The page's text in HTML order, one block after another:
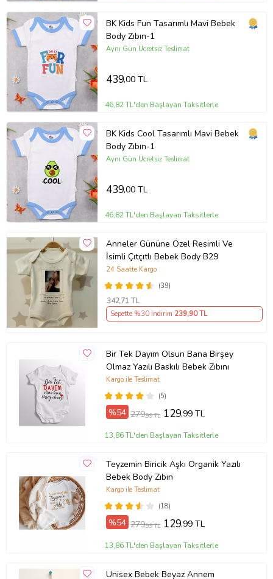
BK Kids Fun Tasarımlı Mavi Bebek
Body Zıbın-1
Aynı Gün Ücretsiz Teslimat
439,00 TL
46,82 TL'den Başlayan Taksitlerle
BK Kids Cool Tasarımlı Mavi Bebek
Body Zıbın-1
Aynı Gün Ücretsiz Teslimat
439,00 TL
46,82 TL'den Başlayan Taksitlerle
Anneler Gününe Özel Resimli Ve
İsimli Çıtçıtlı Bebek Body B29
(39)
24 Saatte Kargo
342,71 TL
Sepette %30 İndirim 239,90 TL
Bir Tek Dayım Olsun Bana Birşey
Olmaz Yazılı Baskılı Bebek Zıbını
(5)
Kargo ile Teslimat
%54 279,99 TL 129,99 TL
13,86 TL'den Başlayan Taksitlerle
Teyzemin Biricik Aşkı Organik Yazılı
Bebek Body Zıbın
(18)
Kargo ile Teslimat
%54 279,99 TL 129,99 TL
13,86 TL'den Başlayan Taksitlerle
Unisex Bebek Beyaz Annem